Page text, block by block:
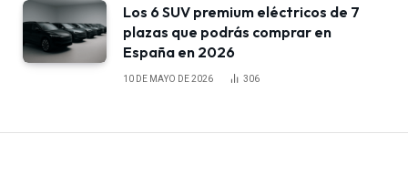
Los 6 SUV premium eléctricos de 7
plazas que podrás comprar en
España en 2026
10 DE MAYO DE 2026 306